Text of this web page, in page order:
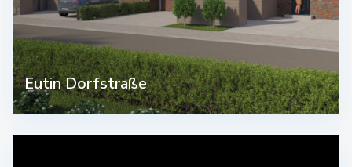
Eutin Dorfstraße